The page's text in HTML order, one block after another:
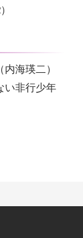
海瑛二）
い非行少年